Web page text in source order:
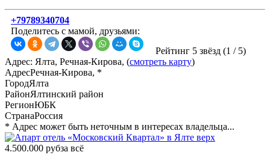
+79789340704
Поделитесь с мамой, друзьями:
Рейтинг 5 звёзд (1 / 5)
Адрес: Ялта, Речная-Кирова, (смотреть карту)
АдресРечная-Кирова, *
ГородЯлта
РайонЯлтинский район
РегионЮБК
СтранаРоссия
* Адрес может быть неточным в интересах владельца...
4.500.000 рубза всё